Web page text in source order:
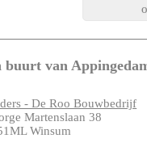
van
- De Roo Bouwbedrijf
Martenslaan 38
Winsum